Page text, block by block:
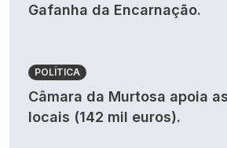
Gafanha da Encarnação.
POLÍTICA
Câmara da Murtosa apoia
locais (142 mil euros).